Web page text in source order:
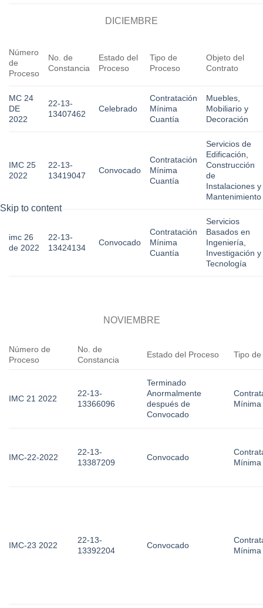
DICIEMBRE
Número
de
Proceso
No. de
Constancia
Estado del
Proceso
Tipo de
Proceso
Objeto del
Contrato
MC 24
DE
2022
22-13-
13407462
Celebrado
Contratación
Mínima
Cuantía
Muebles,
Mobiliario y
Decoración
IMC 25
2022
22-13-
13419047
Convocado
Contratación
Mínima
Cuantía
Servicios de
Edificación,
Construcción
de
Instalaciones y
Mantenimiento
imc 26
de 2022
22-13-
13424134
Convocado
Contratación
Mínima
Cuantía
Servicios
Basados en
Ingeniería,
Investigación y
Tecnología
NOVIEMBRE
Número de
Proceso
No. de
Constancia
Estado del Proceso Tipo
IMC 21 2022
22-13-
13366096
Terminado
Anormalmente
después de
Convocado
IMC-22-2022
22-13-
13387209
Convocado
IMC-23 2022
22-13-
13392204
Convocado
Skip to content